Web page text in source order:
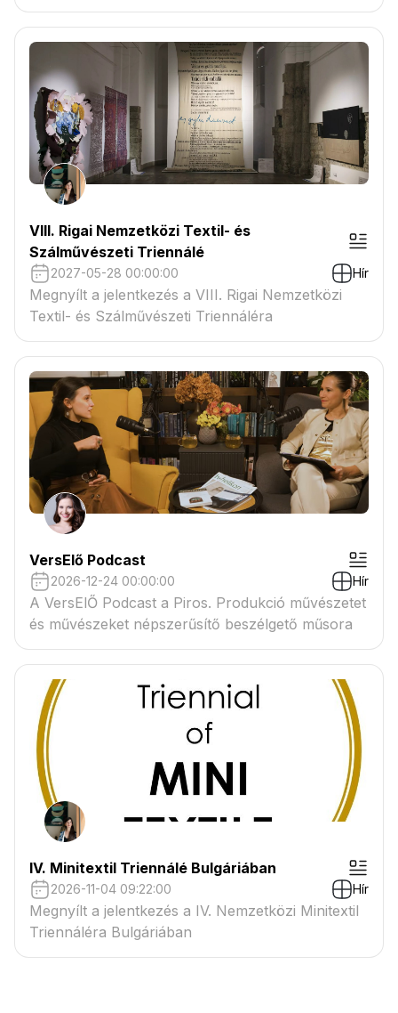
VIII. Rigai Nemzetközi Textil- és
Szálművészeti Triennálé
2027-05-28 00:00:00 Hír
Megnyílt a jelentkezés a VIII. Rigai Nemzetközi
Textil- és Szálművészeti Triennáléra
VersElő Podcast
2026-12-24 00:00:00 Hír
A VersElŐ Podcast a Piros. Produkció művészetet
és művészeket népszerűsítő beszélgető műsora
IV. Minitextil Triennálé Bulgáriában
2026-11-04 09:22:00 Hír
Megnyílt a jelentkezés a IV. Nemzetközi Minitextil
Triennáléra Bulgáriában